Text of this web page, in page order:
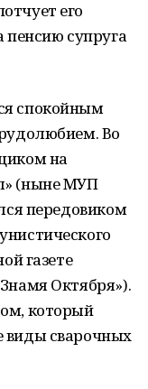
его
пенсию супруга
спокойным
Во
на
(ныне МУП
передовиком
газете
Октября»).
который
виды сварочных